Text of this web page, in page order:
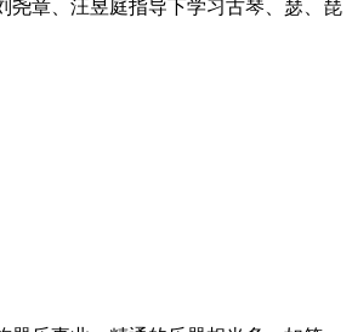
尧章、汪昱庭指导下学习古琴、瑟、琵